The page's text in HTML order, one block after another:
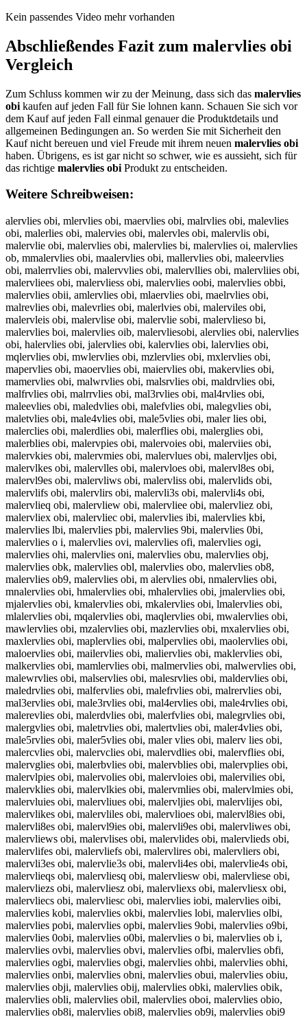
Kein passendes Video mehr vorhanden
Abschließendes Fazit zum malervlies obi
Vergleich
Zum Schluss kommen wir zu der Meinung, dass sich das malervlies
obi kaufen auf jeden Fall für Sie lohnen kann. Schauen Sie sich vor
dem Kauf auf jeden Fall einmal genauer die Produktdetails und
allgemeinen Bedingungen an. So werden Sie mit Sicherheit den
Kauf nicht bereuen und viel Freude mit ihrem neuen malervlies obi
haben. Übrigens, es ist gar nicht so schwer, wie es aussieht, sich für
das richtige malervlies obi Produkt zu entscheiden.
Weitere Schreibweisen:
alervlies obi, mlervlies obi, maervlies obi, malrvlies obi, malevlies
obi, malerlies obi, malervies obi, malervles obi, malervlis obi,
malervlie obi, malervlies obi, malervlies bi, malervlies oi, malervlies
ob, mmalervlies obi, maalervlies obi, mallervlies obi, maleervlies
obi, malerrvlies obi, malervvlies obi, malervllies obi, malervliies obi,
malervliees obi, malervliess obi, malervlies oobi, malervlies obbi,
malervlies obii, amlervlies obi, mlaervlies obi, maelrvlies obi,
malrevlies obi, malevrlies obi, malerlvies obi, malerviles obi,
malervleis obi, malervlise obi, malervlie sobi, malervlieso bi,
malervlies boi, malervlies oib, malervliesobi, alervlies obi, nalervlies
obi, halervlies obi, jalervlies obi, kalervlies obi, lalervlies obi,
mqlervlies obi, mwlervlies obi, mzlervlies obi, mxlervlies obi,
mapervlies obi, maoervlies obi, maiervlies obi, makervlies obi,
mamervlies obi, malwrvlies obi, malsrvlies obi, maldrvlies obi,
malfrvlies obi, malrrvlies obi, mal3rvlies obi, mal4rvlies obi,
maleevlies obi, maledvlies obi, malefvlies obi, malegvlies obi,
maletvlies obi, male4vlies obi, male5vlies obi, maler lies obi,
malerclies obi, malerdlies obi, malerflies obi, malerglies obi,
malerblies obi, malervpies obi, malervoies obi, malerviies obi,
malervkies obi, malervmies obi, malervlues obi, malervljes obi,
malervlkes obi, malervlles obi, malervloes obi, malervl8es obi,
malervl9es obi, malervliws obi, malervliss obi, malervlids obi,
malervlifs obi, malervlirs obi, malervli3s obi, malervli4s obi,
malervlieq obi, malervliew obi, malervliee obi, malervliez obi,
malervliex obi, malervliec obi, malervlies ibi, malervlies kbi,
malervlies lbi, malervlies pbi, malervlies 9bi, malervlies 0bi,
malervlies o i, malervlies ovi, malervlies ofi, malervlies ogi,
malervlies ohi, malervlies oni, malervlies obu, malervlies obj,
malervlies obk, malervlies obl, malervlies obo, malervlies ob8,
malervlies ob9, malervlies obi, m alervlies obi, nmalervlies obi,
mnalervlies obi, hmalervlies obi, mhalervlies obi, jmalervlies obi,
mjalervlies obi, kmalervlies obi, mkalervlies obi, lmalervlies obi,
mlalervlies obi, mqalervlies obi, maqlervlies obi, mwalervlies obi,
mawlervlies obi, mzalervlies obi, mazlervlies obi, mxalervlies obi,
maxlervlies obi, maplervlies obi, malpervlies obi, maolervlies obi,
maloervlies obi, mailervlies obi, maliervlies obi, maklervlies obi,
malkervlies obi, mamlervlies obi, malmervlies obi, malwervlies obi,
malewrvlies obi, malservlies obi, malesrvlies obi, maldervlies obi,
maledrvlies obi, malfervlies obi, malefrvlies obi, malrervlies obi,
mal3ervlies obi, male3rvlies obi, mal4ervlies obi, male4rvlies obi,
malerevlies obi, malerdvlies obi, malerfvlies obi, malegrvlies obi,
malergvlies obi, maletrvlies obi, malertvlies obi, maler4vlies obi,
male5rvlies obi, maler5vlies obi, maler vlies obi, malerv lies obi,
malercvlies obi, malervclies obi, malervdlies obi, malervflies obi,
malervglies obi, malerbvlies obi, malervblies obi, malervplies obi,
malervlpies obi, malervolies obi, malervloies obi, malervilies obi,
malervklies obi, malervlkies obi, malervmlies obi, malervlmies obi,
malervluies obi, malervliues obi, malervljies obi, malervlijes obi,
malervlikes obi, malervliles obi, malervlioes obi, malervl8ies obi,
malervli8es obi, malervl9ies obi, malervli9es obi, malervliwes obi,
malervliews obi, malervlises obi, malervlides obi, malervlieds obi,
malervlifes obi, malervliefs obi, malervlires obi, malervliers obi,
malervli3es obi, malervlie3s obi, malervli4es obi, malervlie4s obi,
malervlieqs obi, malervliesq obi, malervliesw obi, malervliese obi,
malervliezs obi, malervliesz obi, malervliexs obi, malervliesx obi,
malervliecs obi, malervliesc obi, malervlies iobi, malervlies oibi,
malervlies kobi, malervlies okbi, malervlies lobi, malervlies olbi,
malervlies pobi, malervlies opbi, malervlies 9obi, malervlies o9bi,
malervlies 0obi, malervlies o0bi, malervlies o bi, malervlies ob i,
malervlies ovbi, malervlies obvi, malervlies ofbi, malervlies obfi,
malervlies ogbi, malervlies obgi, malervlies ohbi, malervlies obhi,
malervlies onbi, malervlies obni, malervlies obui, malervlies obiu,
malervlies obji, malervlies obij, malervlies obki, malervlies obik,
malervlies obli, malervlies obil, malervlies oboi, malervlies obio,
malervlies ob8i, malervlies obi8, malervlies ob9i, malervlies obi9